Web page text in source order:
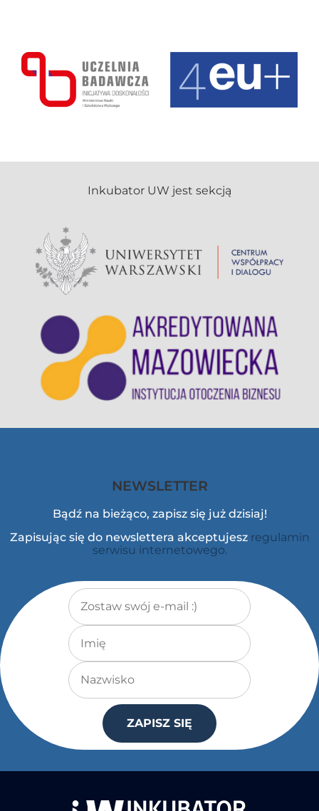
NEWSLETTER
Bądź na bieżąco, zapisz się już dzisiaj!
Zapisując się do newslettera akceptujesz regulamin
serwisu internetowego.
Adres e-mail*
Imię
Nazwisko
ZAPISZ SIĘ